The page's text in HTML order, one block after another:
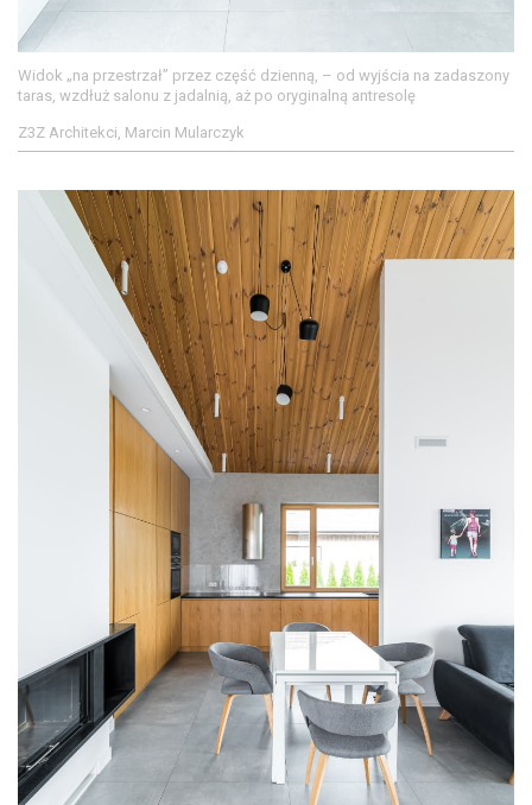
Widok „na przestrzał” przez część dzienną, – od wyjścia na zadaszony
taras, wzdłuż salonu z jadalnią, aż po oryginalną antresolę
Z3Z Architekci, Marcin Mularczyk